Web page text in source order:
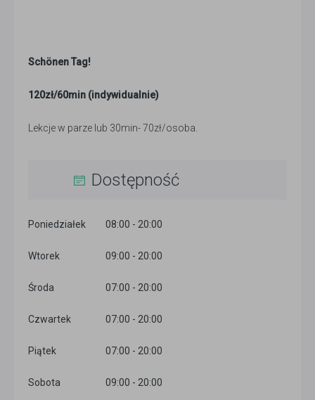
Schönen Tag!
120zł/60min (indywidualnie)
Lekcje w parze lub 30min- 70zł/osoba.
Dostępność
Poniedziałek 08:00 - 20:00
Wtorek 09:00 - 20:00
Środa 07:00 - 20:00
Czwartek 07:00 - 20:00
Piątek 07:00 - 20:00
Sobota 09:00 - 20:00